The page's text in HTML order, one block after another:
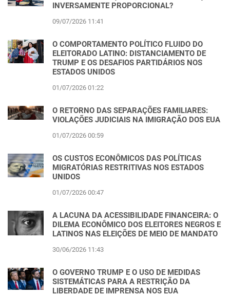
INVERSAMENTE PROPORCIONAL?
09/07/2026 11:41
O COMPORTAMENTO POLÍTICO FLUIDO DO
ELEITORADO LATINO: DISTANCIAMENTO DE
TRUMP E OS DESAFIOS PARTIDÁRIOS NOS
ESTADOS UNIDOS
01/07/2026 01:22
O RETORNO DAS SEPARAÇÕES FAMILIARES:
VIOLAÇÕES JUDICIAIS NA IMIGRAÇÃO DOS EUA
01/07/2026 00:59
OS CUSTOS ECONÔMICOS DAS POLÍTICAS
MIGRATÓRIAS RESTRITIVAS NOS ESTADOS
UNIDOS
01/07/2026 00:47
A LACUNA DA ACESSIBILIDADE FINANCEIRA: O
DILEMA ECONÔMICO DOS ELEITORES NEGROS E
LATINOS NAS ELEIÇÕES DE MEIO DE MANDATO
30/06/2026 11:43
O GOVERNO TRUMP E O USO DE MEDIDAS
SISTEMÁTICAS PARA A RESTRIÇÃO DA
LIBERDADE DE IMPRENSA NOS EUA